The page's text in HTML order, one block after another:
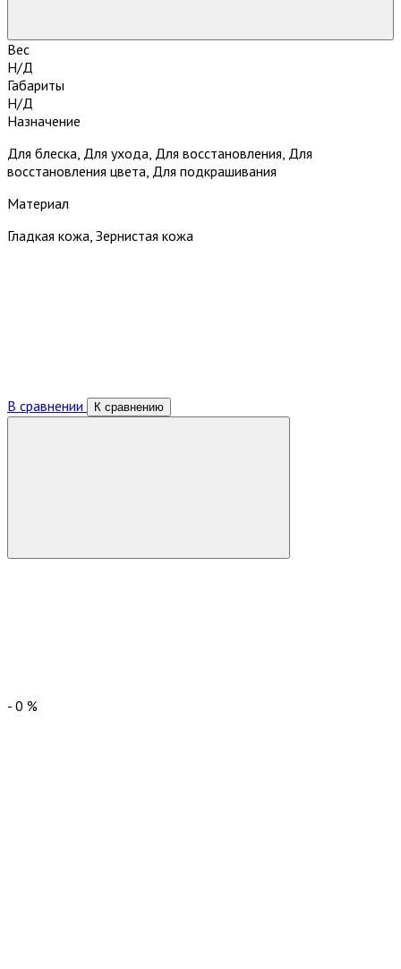
Вес
Н/Д
Габариты
Н/Д
Назначение
Для блеска, Для ухода, Для восстановления, Для
восстановления цвета, Для подкрашивания
Материал
Гладкая кожа, Зернистая кожа
В сравнении К сравнению
- 0 %